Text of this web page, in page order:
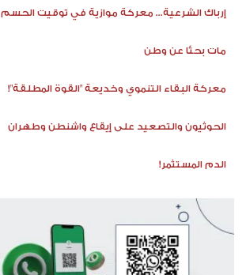
إرباك الشرعية... معركة موازية في توقيت الحسم
مات بحثًا عن وطن
معركة البقاء التنموي وخديعة "القوة المطلقة"!
الحوثيون والتصعيد على إيقاع واشنطن وطهران
الدم المستثمر!